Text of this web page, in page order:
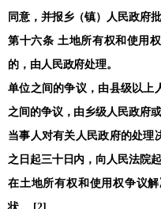
同意，并报乡（镇）人民政府批
第十六条 土地所有权和使用
的，由人民政府处理。
单位之间的争议，由县级以上
之间的争议，由乡级人民政府
当事人对有关人民政府的处理
之日起三十日内，向人民法院起
在土地所有权和使用权争议